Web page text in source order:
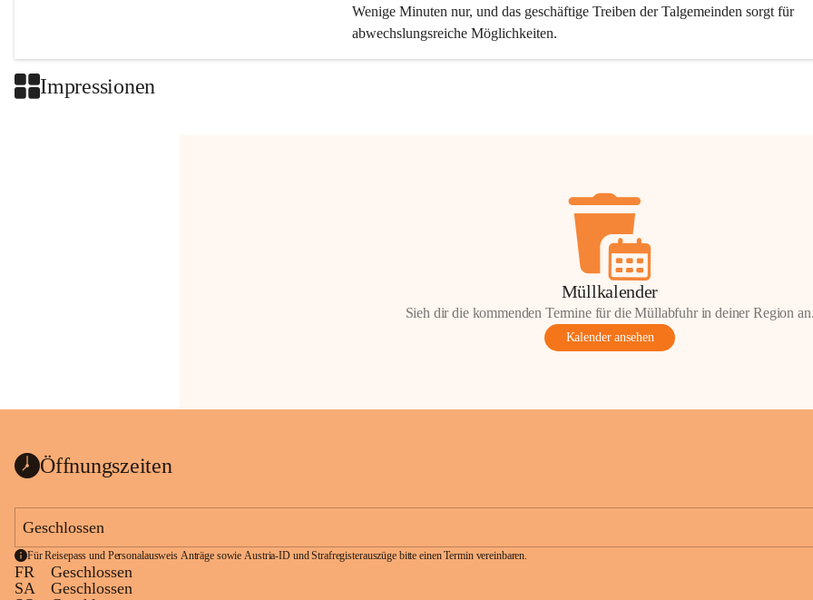
Wenige Minuten nur, und das geschäftige Treiben der Talgemeinden sorgt für
abwechslungsreiche Möglichkeiten.
Impressionen
Müllkalender
Sieh dir die kommenden Termine für die Müllabfuhr in deiner Region
Kalender ansehen
Öffnungszeiten
Geschlossen
Für Reisepass und Personalausweis Anträge sowie Austria-ID und Strafregisterauszüge bitte einen Termin vereinbaren.
FR
Geschlossen
SA
Geschlossen